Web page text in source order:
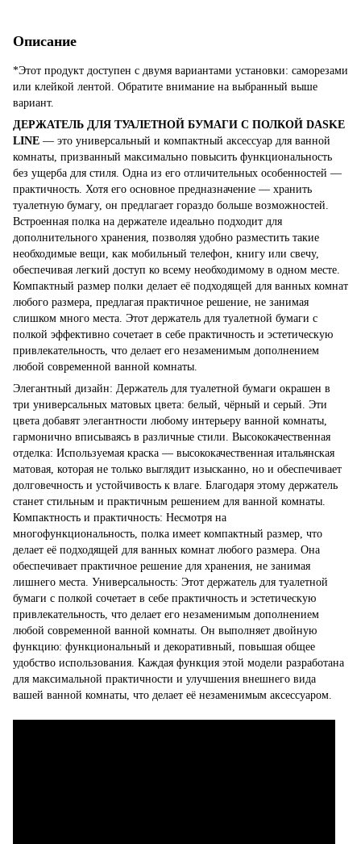
Описание
*Этот продукт доступен с двумя вариантами установки: саморезами
или клейкой лентой. Обратите внимание на выбранный выше
вариант.
ДЕРЖАТЕЛЬ ДЛЯ ТУАЛЕТНОЙ БУМАГИ С ПОЛКОЙ DASKE
LINE — это универсальный и компактный аксессуар для ванной
комнаты, призванный максимально повысить функциональность
без ущерба для стиля. Одна из его отличительных особенностей —
практичность. Хотя его основное предназначение — хранить
туалетную бумагу, он предлагает гораздо больше возможностей.
Встроенная полка на держателе идеально подходит для
дополнительного хранения, позволяя удобно разместить такие
необходимые вещи, как мобильный телефон, книгу или свечу,
обеспечивая легкий доступ ко всему необходимому в одном месте.
Компактный размер полки делает её подходящей для ванных комнат
любого размера, предлагая практичное решение, не занимая
слишком много места. Этот держатель для туалетной бумаги с
полкой эффективно сочетает в себе практичность и эстетическую
привлекательность, что делает его незаменимым дополнением
любой современной ванной комнаты.
Элегантный дизайн: Держатель для туалетной бумаги окрашен в
три универсальных матовых цвета: белый, чёрный и серый. Эти
цвета добавят элегантности любому интерьеру ванной комнаты,
гармонично вписываясь в различные стили. Высококачественная
отделка: Используемая краска — высококачественная итальянская
матовая, которая не только выглядит изысканно, но и обеспечивает
долговечность и устойчивость к влаге. Благодаря этому держатель
станет стильным и практичным решением для ванной комнаты.
Компактность и практичность: Несмотря на
многофункциональность, полка имеет компактный размер, что
делает её подходящей для ванных комнат любого размера. Она
обеспечивает практичное решение для хранения, не занимая
лишнего места. Универсальность: Этот держатель для туалетной
бумаги с полкой сочетает в себе практичность и эстетическую
привлекательность, что делает его незаменимым дополнением
любой современной ванной комнаты. Он выполняет двойную
функцию: функциональный и декоративный, повышая общее
удобство использования. Каждая функция этой модели разработана
для максимальной практичности и улучшения внешнего вида
вашей ванной комнаты, что делает её незаменимым аксессуаром.